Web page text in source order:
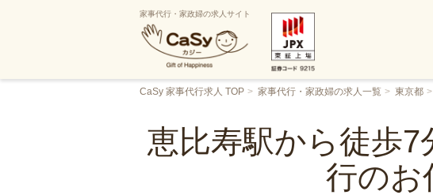
家事代行・家政婦の求人サイト
CaSy 家事代行求人 TOP 家事代行・家政婦の求人一覧 東京都
恵比寿駅から徒歩
行のお